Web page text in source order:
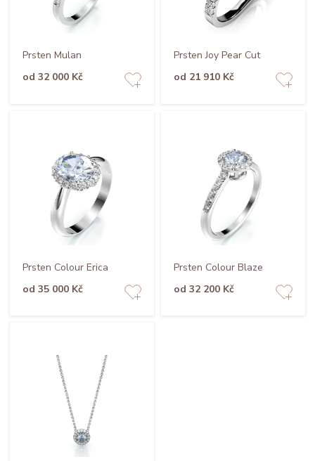
Prsten Mulan
od 32 000 Kč
Prsten Joy Pear Cut
od 21 910 Kč
Prsten Colour Erica
od 35 000 Kč
Prsten Colour Blaze
od 32 200 Kč